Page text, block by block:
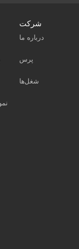
شرکت
درباره ما
پرس
شغل‌ها